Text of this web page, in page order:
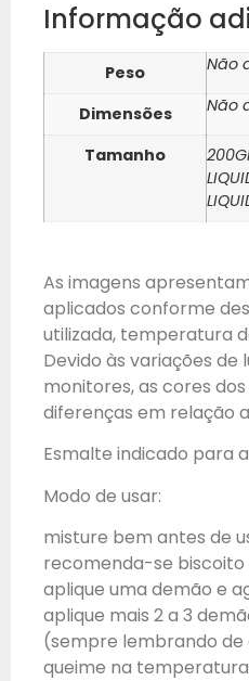
Informação
Peso Não
Dimensões Não
Tamanho
As imagens
aplicados conforme
utilizada, temperatura
Devido às variações de
monitores, as cores
diferenças em relação
Esmalte indicado para
Modo de usar:
misture bem antes de
recomenda-se biscoito
aplique uma demão e
aplique mais 2 a 3
(sempre lembrando
queime na